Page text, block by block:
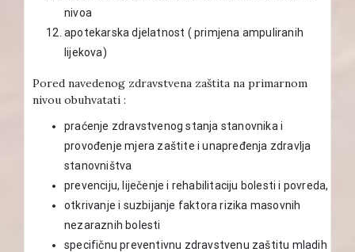
nivoa
apotekarska djelatnost ( primjena ampuliranih
lijekova)
Pored navedenog zdravstvena zaštita na primarnom
nivou obuhvatati :
praćenje zdravstvenog stanja stanovnika i
provođenje mjera zaštite i unapređenja zdravlja
stanovništva
prevenciju, liječenje i rehabilitaciju bolesti i povreda,
otkrivanje i suzbijanje faktora rizika masovnih
nezaraznih bolesti
specifičnu preventivnu zdravstvenu zaštitu mladih